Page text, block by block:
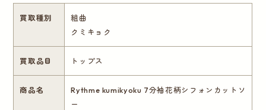
買取種別
組曲
クミキョク
買取品目 トップス
商品名
Rythme kumikyoku 7分袖花柄シフォンカットソ
ー